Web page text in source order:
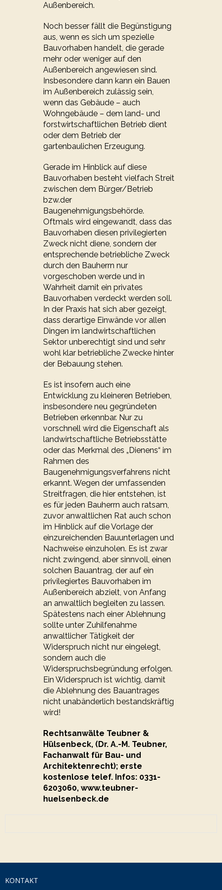
Außenbereich.
Noch besser fällt die Begünstigung
aus, wenn es sich um spezielle
Bauvorhaben handelt, die gerade
mehr oder weniger auf den
Außenbereich angewiesen sind.
Insbesondere dann kann ein Bauen
im Außenbereich zulässig sein,
wenn das Gebäude – auch
Wohngebäude – dem land- und
forstwirtschaftlichen Betrieb dient
oder dem Betrieb der
gartenbaulichen Erzeugung.
Gerade im Hinblick auf diese
Bauvorhaben besteht vielfach Streit
zwischen dem Bürger/Betrieb
bzw.der
Baugenehmigungsbehörde.
Oftmals wird eingewandt, dass das
Bauvorhaben diesen privilegierten
Zweck nicht diene, sondern der
entsprechende betriebliche Zweck
durch den Bauherrn nur
vorgeschoben werde und in
Wahrheit damit ein privates
Bauvorhaben verdeckt werden soll.
In der Praxis hat sich aber gezeigt,
dass derartige Einwände vor allen
Dingen im landwirtschaftlichen
Sektor unberechtigt sind und sehr
wohl klar betriebliche Zwecke hinter
der Bebauung stehen.
Es ist insofern auch eine
Entwicklung zu kleineren Betrieben,
insbesondere neu gegründeten
Betrieben erkennbar. Nur zu
vorschnell wird die Eigenschaft als
landwirtschaftliche Betriebsstätte
oder das Merkmal des „Dienens“ im
Rahmen des
Baugenehmigungsverfahrens nicht
erkannt. Wegen der umfassenden
Streitfragen, die hier entstehen, ist
es für jeden Bauherrn auch ratsam,
zuvor anwaltlichen Rat auch schon
im Hinblick auf die Vorlage der
einzureichenden Bauunterlagen und
Nachweise einzuholen. Es ist zwar
nicht zwingend, aber sinnvoll, einen
solchen Bauantrag, der auf ein
privilegiertes Bauvorhaben im
Außenbereich abzielt, von Anfang
an anwaltlich begleiten zu lassen.
Spätestens nach einer Ablehnung
sollte unter Zuhilfenahme
anwaltlicher Tätigkeit der
Widerspruch nicht nur eingelegt,
sondern auch die
Widerspruchsbegründung erfolgen.
Ein Widerspruch ist wichtig, damit
die Ablehnung des Bauantrages
nicht unabänderlich bestandskräftig
wird!
Rechtsanwälte Teubner &
Hülsenbeck, (Dr. A.-M. Teubner,
Fachanwalt für Bau- und
Architektenrecht); erste
kostenlose telef. Infos: 0331-
6203060, www.teubner-
huelsenbeck.de
KONTAKT